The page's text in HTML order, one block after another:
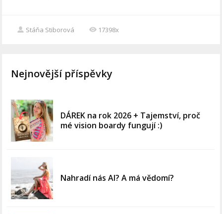
Stáňa Stiborová 17398x
Nejnovější příspěvky
DÁREK na rok 2026 + Tajemství, proč
mé vision boardy fungují :)
Nahradí nás AI? A má vědomí?